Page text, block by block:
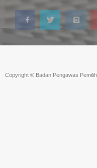
Copyright © Badan Pengawas